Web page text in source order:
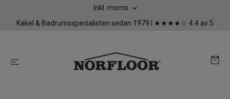
Inkl. moms
Kakel & Badrumsspecialisten sedan 1979 I ★★★★☆ 4.4 av 5